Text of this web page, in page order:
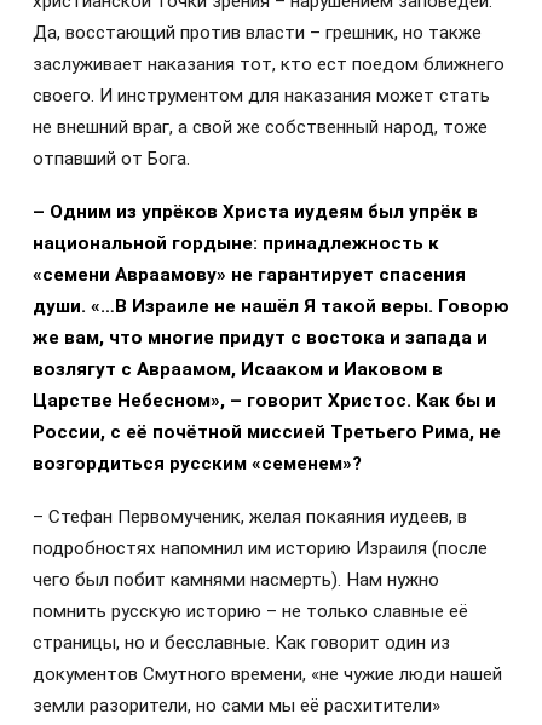
Да, восстающий против власти – грешник, но также
заслуживает наказания тот, кто ест поедом ближнего
своего. И инструментом для наказания может стать
не внешний враг, а свой же собственный народ, тоже
отпавший от Бога.
– Одним из упрёков Христа иудеям был упрёк в
национальной гордыне: принадлежность к
«семени Авраамову» не гарантирует спасения
души. «…В Израиле не нашёл Я такой веры. Говорю
же вам, что многие придут с востока и запада и
возлягут с Авраамом, Исааком и Иаковом в
Царстве Небесном», – говорит Христос. Как бы и
России, с её почётной миссией Третьего Рима, не
возгордиться русским «семенем»?
– Стефан Первомученик, желая покаяния иудеев, в
подробностях напомнил им историю Израиля (после
чего был побит камнями насмерть). Нам нужно
помнить русскую историю – не только славные её
страницы, но и бесславные. Как говорит один из
документов Смутного времени, «не чужие люди нашей
земли разорители, но сами мы её расхитители»